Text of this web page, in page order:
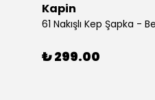
Kapin
61 Nakışlı Kep Şapka -
₺ 299.00